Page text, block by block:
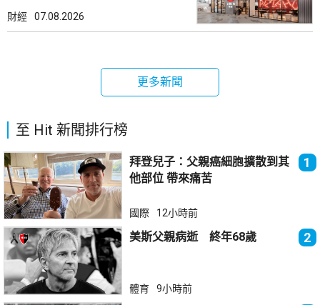
財經 07.08.2026
更多新聞
至 Hit 新聞排行榜
拜登兒子：父親癌細胞擴散到其
他部位 帶來痛苦
1
國際 12小時前
美斯父親病逝 終年68歲 2
體育 9小時前